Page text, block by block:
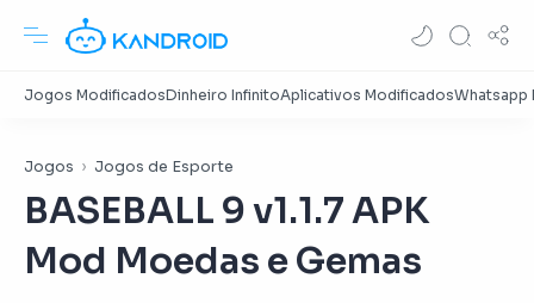
Jogos Jogos de Esporte
BASEBALL 9 v1.1.7 APK
Mod Moedas e Gemas